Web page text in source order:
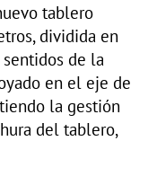
tablero
dividida en
de la
en el eje de
la gestión
del tablero,